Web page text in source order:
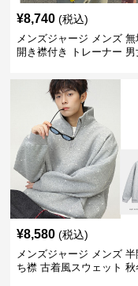
¥8,740 (税込)
メンズジャージ メンズ
開き襟付き トレーナー 男
¥8,580 (税込)
メンズジャージ メンズ 半
ち襟 古着風スウェット 秋